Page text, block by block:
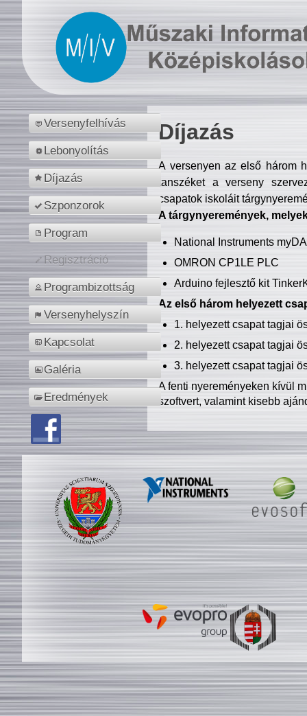
Versenyfelhívás
Lebonyolítás
Díjazás
Szponzorok
Program
Regisztráció
Programbizottság
Versenyhelyszín
Kapcsolat
Galéria
Eredmények
Díjazás
A versenyen az első három
tanszéket a verseny
csapatok iskoláit
A tárgynyeremények,
National Instruments
OMRON CP1LE PLC
Arduino fejlesztő kit
Az első három helyezett
1. helyezett csapat tagjai
2. helyezett csapat tagjai
3. helyezett csapat tagjai
A fenti nyereményeken kívül
szoftvert, valamint kisebb